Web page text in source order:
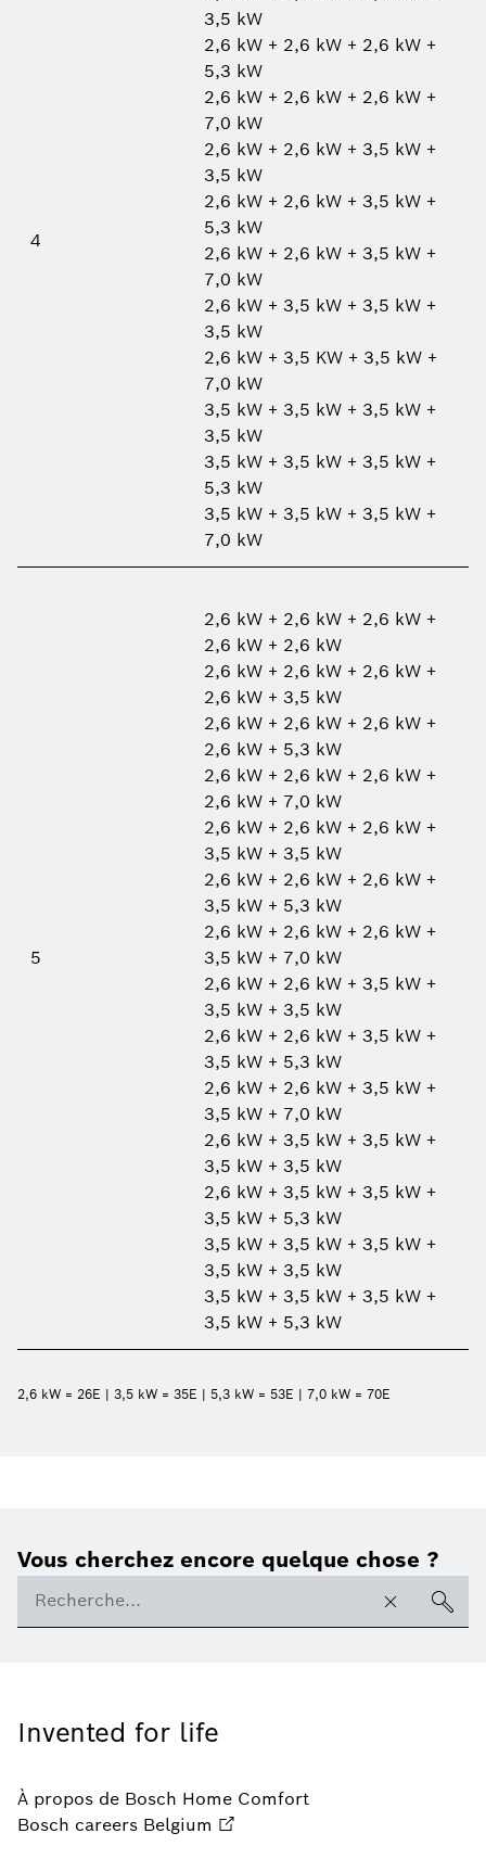
4
3,5 kW
2,6 kW + 2,6 kW + 2,6 kW +
5,3 kW
2,6 kW + 2,6 kW + 2,6 kW +
7,0 kW
2,6 kW + 2,6 kW + 3,5 kW +
3,5 kW
2,6 kW + 2,6 kW + 3,5 kW +
5,3 kW
2,6 kW + 2,6 kW + 3,5 kW +
7,0 kW
2,6 kW + 3,5 kW + 3,5 kW +
3,5 kW
2,6 kW + 3,5 KW + 3,5 kW +
7,0 kW
3,5 kW + 3,5 kW + 3,5 kW +
3,5 kW
3,5 kW + 3,5 kW + 3,5 kW +
5,3 kW
3,5 kW + 3,5 kW + 3,5 kW +
7,0 kW
5
2,6 kW + 2,6 kW + 2,6 kW +
2,6 kW + 2,6 kW
2,6 kW + 2,6 kW + 2,6 kW +
2,6 kW + 3,5 kW
2,6 kW + 2,6 kW + 2,6 kW +
2,6 kW + 5,3 kW
2,6 kW + 2,6 kW + 2,6 kW +
2,6 kW + 7,0 kW
2,6 kW + 2,6 kW + 2,6 kW +
3,5 kW + 3,5 kW
2,6 kW + 2,6 kW + 2,6 kW +
3,5 kW + 5,3 kW
2,6 kW + 2,6 kW + 2,6 kW +
3,5 kW + 7,0 kW
2,6 kW + 2,6 kW + 3,5 kW +
3,5 kW + 3,5 kW
2,6 kW + 2,6 kW + 3,5 kW +
3,5 kW + 5,3 kW
2,6 kW + 2,6 kW + 3,5 kW +
3,5 kW + 7,0 kW
2,6 kW + 3,5 kW + 3,5 kW +
3,5 kW + 3,5 kW
2,6 kW + 3,5 kW + 3,5 kW +
3,5 kW + 5,3 kW
3,5 kW + 3,5 kW + 3,5 kW +
3,5 kW + 3,5 kW
3,5 kW + 3,5 kW + 3,5 kW +
3,5 kW + 5,3 kW
2,6 kW = 26E | 3,5 kW = 35E | 5,3 kW = 53E | 7,0 kW = 70E
Vous cherchez encore quelque chose ?
Invented for life
À propos de Bosch Home Comfort
Bosch careers Belgium